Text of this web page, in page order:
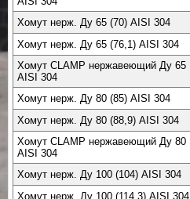
Хомут нерж. Ду 65 (70) AISI 304
Хомут нерж. Ду 65 (76,1) AISI 304
Хомут CLAMP нержавеющий Ду 65
AISI 304
Хомут нерж. Ду 80 (85) AISI 304
Хомут нерж. Ду 80 (88,9) AISI 304
Хомут CLAMP нержавеющий Ду 80
AISI 304
Хомут нерж. Ду 100 (104) AISI 304
Хомут нерж. Ду 100 (114,3) AISI 304